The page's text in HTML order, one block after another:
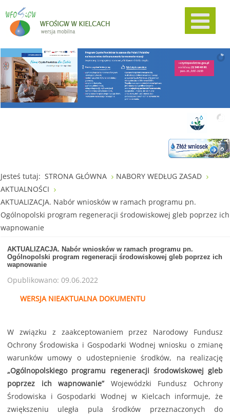
Jesteś tutaj: STRONA GŁÓWNA
NABORY WEDŁUG ZASAD
AKTUALNOŚCI
AKTUALIZACJA. Nabór wniosków w ramach programu pn.
Ogólnopolski program regeneracji środowiskowej gleb poprzez ich
wapnowanie
AKTUALIZACJA. Nabór wniosków w ramach programu pn.
Ogólnopolski program regeneracji środowiskowej gleb poprzez ich
wapnowanie
Opublikowano: 09.06.2022
WERSJA NIEAKTUALNA DOKUMENTU
W związku z zaakceptowaniem przez Narodowy Fundusz
Ochrony Środowiska i Gospodarki Wodnej wniosku o zmianę
warunków umowy o udostepnienie środków, na realizację
„Ogólnopolskiego programu regeneracji środowiskowej gleb
poprzez ich wapnowanie” Wojewódzki Fundusz Ochrony
Środowiska i Gospodarki Wodnej w Kielcach informuje, że
zwiększeniu uległa pula środków przeznaczonych do